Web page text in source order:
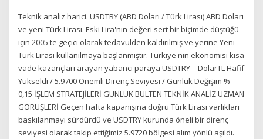
Teknik analiz harici. USDTRY (ABD Doları / Türk Lirası) ABD Doları
ve yeni Türk Lirası. Eski Lira'nın değeri sert bir biçimde düştüğü
için 2005'te geçici olarak tedavülden kaldırılmış ve yerine Yeni
Türk Lirası kullanılmaya başlanmıştır. Türkiye'nin ekonomisi kısa
vade kazançları arayan yabancı paraya USDTRY – DolarTL Hafif
Yükseldi / 5.9700 Önemli Direnç Seviyesi / Günlük Değişim %
0,15 İŞLEM STRATEJİLERİ GÜNLÜK BÜLTEN TEKNİK ANALİZ UZMAN
GÖRÜŞLERİ Geçen hafta kapanışına doğru Türk Lirası varlıkları
baskılanmayı sürdürdü ve USDTRY kurunda öneli bir direnç
seviyesi olarak takip ettiğimiz 5.9720 bölgesi alım yönlü aşıldı.